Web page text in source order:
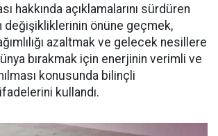
hakkında açıklamalarını sürdüren
değişikliklerinin önüne geçmek,
azaltmak ve gelecek nesillere
bırakmak için enerjinin verimli ve
konusunda bilinçli
ifadelerini kullandı.